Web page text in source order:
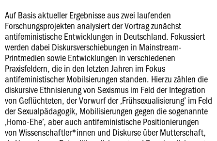
Auf Basis aktueller Ergebnisse aus zwei laufenden
Forschungsprojekten analysiert der Vortrag zunächst
antifeministische Entwicklungen in Deutschland. Fokussiert
werden dabei Diskursverschiebungen in Mainstream-
Printmedien sowie Entwicklungen in verschiedenen
Praxisfeldern, die in den letzten Jahren im Fokus
antifeministischer Mobilsierungen standen. Hierzu zählen die
diskursive Ethnisierung von Sexismus im Feld der Integration
von Geflüchteten, der Vorwurf der ‚Frühsexualisierung’ im Feld
der Sexualpädagogik, Mobilisierungen gegen die sogenannte
‚Homo-Ehe’, aber auch antifeministische Positionierungen
von Wissenschaftler*innen und Diskurse über Mutterschaft,